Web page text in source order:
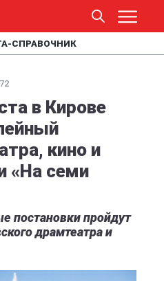
СПРАВОЧНИК
в Кирове
кино и
«На семи
постановки пройдут
драмтеатра и